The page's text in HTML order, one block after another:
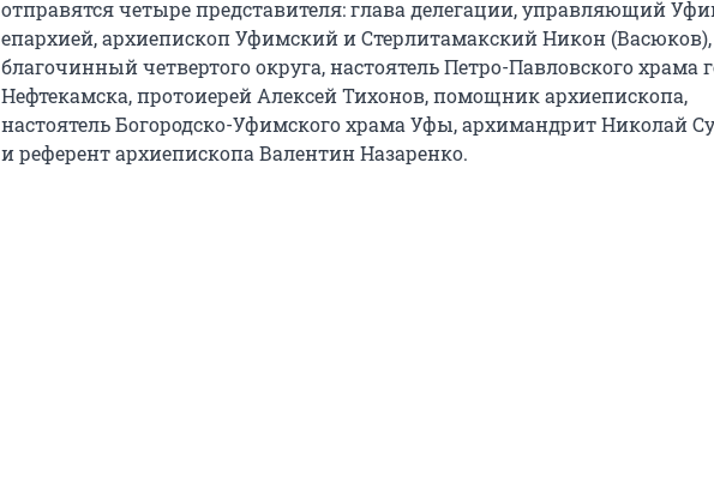
отправятся четыре представителя: глава делегации, управляющий
епархией, архиепископ Уфимский и Стерлитамакский Никон (Васюков),
благочинный четвертого округа, настоятель Петро-Павловского храма
Нефтекамска, протоиерей Алексей Тихонов, помощник архиепископа,
настоятель Богородско-Уфимского храма Уфы, архимандрит Николай
и референт архиепископа Валентин Назаренко.